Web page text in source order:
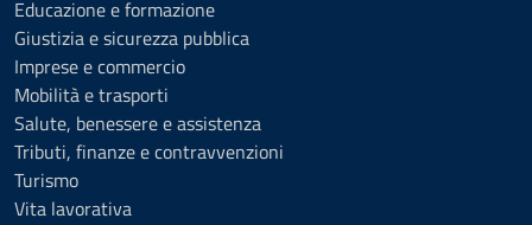
Educazione e formazione
Giustizia e sicurezza pubblica
Imprese e commercio
Mobilità e trasporti
Salute, benessere e assistenza
Tributi, finanze e contravvenzioni
Turismo
Vita lavorativa